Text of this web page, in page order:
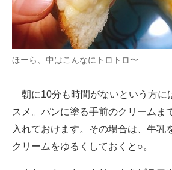
ほーら、中はこんなにトロトロ〜
朝に10分も時間がないという方に
スメ。パンに塗る手前のクリームま
入れておけます。その場合は、牛乳
クリームをゆるくしておくと○。